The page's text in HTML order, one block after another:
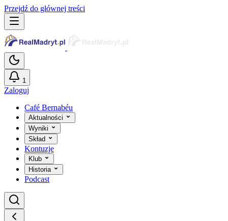
Przejdź do głównej treści
1
Zaloguj
Café Bernabéu
Aktualności
Wyniki
Skład
Kontuzje
Klub
Historia
Podcast